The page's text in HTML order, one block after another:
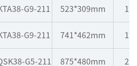
G9-211 523*309mm
G9-211 741*462mm
G5-211 875*480mm